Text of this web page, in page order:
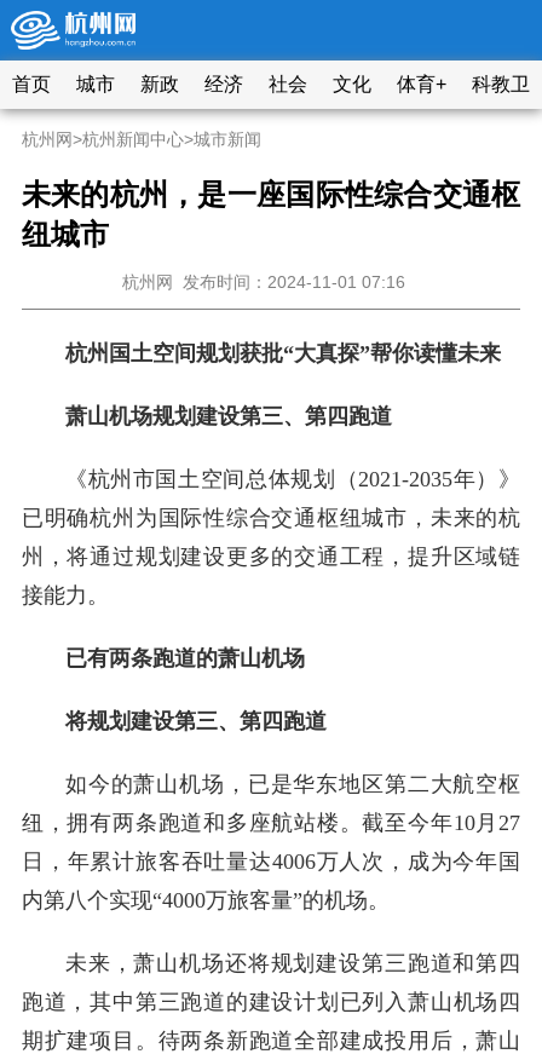
首页 城市 新政 经济 社会 文化 体育+ 科教卫
杭州网>杭州新闻中心>城市新闻
未来的杭州，是一座国际性综合交通枢
纽城市
杭州网 发布时间：2024-11-01 07:16
杭州国土空间规划获批“大真探”帮你读懂未来
萧山机场规划建设第三、第四跑道
《杭州市国土空间总体规划（2021-2035年）》
已明确杭州为国际性综合交通枢纽城市，未来的杭
州，将通过规划建设更多的交通工程，提升区域链
接能力。
已有两条跑道的萧山机场
将规划建设第三、第四跑道
如今的萧山机场，已是华东地区第二大航空枢
纽，拥有两条跑道和多座航站楼。截至今年10月27
日，年累计旅客吞吐量达4006万人次，成为今年国
内第八个实现“4000万旅客量”的机场。
未来，萧山机场还将规划建设第三跑道和第四
跑道，其中第三跑道的建设计划已列入萧山机场四
期扩建项目。待两条新跑道全部建成投用后，萧山